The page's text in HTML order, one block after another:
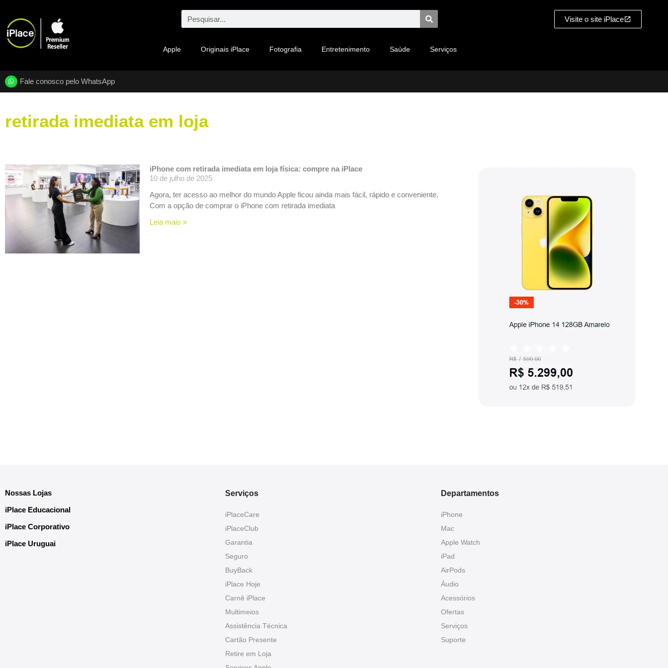
Apple Originais iPlace Fotografia Entretenimento Saúde Serviços
Visite o site iPlace
Fale conosco pelo WhatsApp
retirada imediata em loja
iPhone com retirada imediata em loja física: compre na iPlace
10 de julho de 2025
Agora, ter acesso ao melhor do mundo Apple ficou ainda mais fácil, rápido e conveniente.
Com a opção de comprar o iPhone com retirada imediata
Leia mais »
Nossas Lojas
iPlace Educacional
iPlace Corporativo
iPlace Uruguai
Serviços
iPlaceCare
iPlaceClub
Garantia
Seguro
BuyBack
iPlace Hoje
Carnê iPlace
Multimeios
Assistência Técnica
Cartão Presente
Retire em Loja
Departamentos
iPhone
Mac
Apple Watch
iPad
AirPods
Áudio
Acessórios
Ofertas
Serviços
Suporte